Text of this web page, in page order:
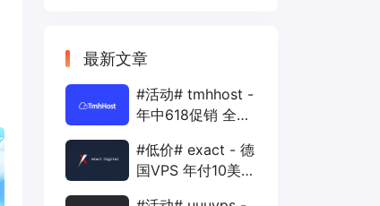
最新文章
#活动# tmhhost -
年中618促销 全场
年付VPS
#低价# exact - 德
国VPS 年付10美元